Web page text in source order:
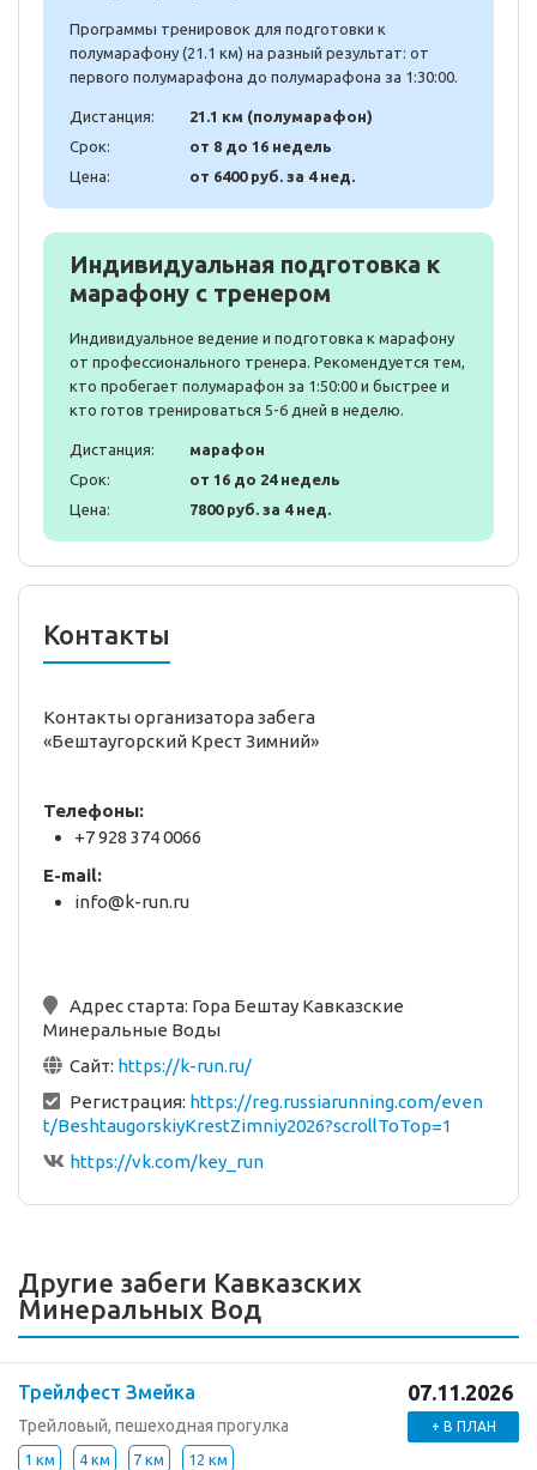
Программы тренировок для подготовки к
полумарафону (21.1 км) на разный результат: от
первого полумарафона до полумарафона за 1:30:00.
Дистанция:
21.1 км (полумарафон)
Срок:
от 8 до 16 недель
Цена:
от 6400 руб. за 4 нед.
Индивидуальная подготовка к
марафону с тренером
Индивидуальное ведение и подготовка к марафону
от профессионального тренера. Рекомендуется тем,
кто пробегает полумарафон за 1:50:00 и быстрее и
кто готов тренироваться 5-6 дней в неделю.
Дистанция:
марафон
Срок:
от 16 до 24 недель
Цена:
7800 руб. за 4 нед.
Контакты
Контакты организатора забега
«Бештаугорский Крест Зимний»
Телефоны:
+7 928 374 0066
E-mail:
info@k-run.ru
Адрес старта: Гора Бештау Кавказские
Минеральные Воды
Сайт: https://k-run.ru/
Регистрация: https://reg.russiarunning.com/even
t/BeshtaugorskiyKrestZimniy2026?scrollToTop=1
https://vk.com/key_run
Другие забеги Кавказских
Минеральных Вод
Трейлфест Змейка
Трейловый, пешеходная прогулка
1 км 4 км 7 км 12 км
07.11.2026
+ В ПЛАН